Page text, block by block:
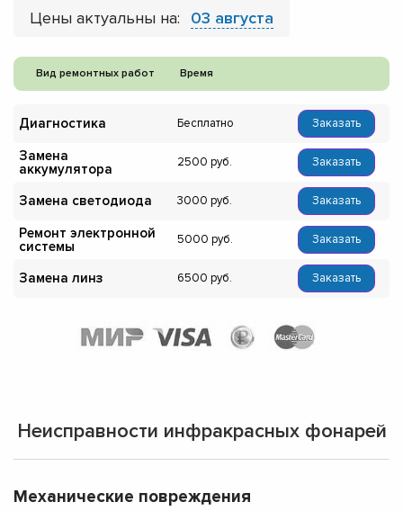
Цены актуальны на: 03 августа
Вид ремонтных работ Время
Диагностика Бесплатно Заказать
Замена
аккумулятора
2500 Заказать
Замена светодиода 3000 Заказать
Ремонт электронной
системы
5000 Заказать
Замена линз 6500 Заказать
Неисправности инфракрасных фонарей
Механические повреждения